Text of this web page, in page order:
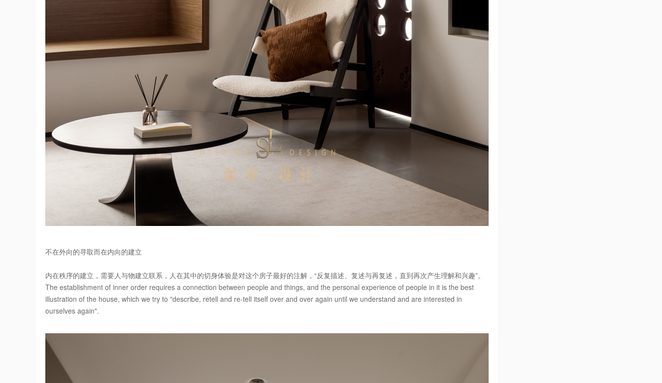
不在外向的寻取而在内向的建立
内在秩序的建立，需要人与物建立联系，人在其中的切身体验是对这个房子最好的注解，“反复描述、复述与再复述，直到再次产生理解和兴趣”。
The establishment of inner order requires a connection between people and things, and the personal experience of people in it is the best
illustration of the house, which we try to "describe, retell and re-tell itself over and over again until we understand and are interested in
ourselves again".